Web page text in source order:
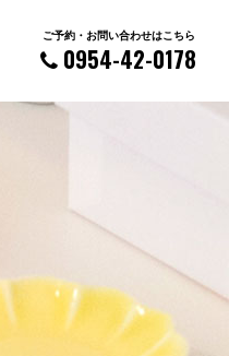
ご予約・お問い合わせはこちら
0954-42-0178